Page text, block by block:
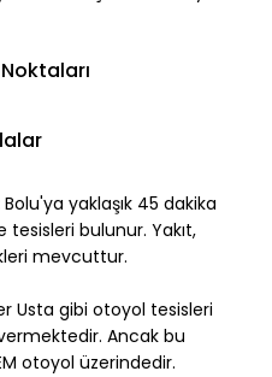
Bolu'ya yaklaşık 45 dakika
bulunur. Yakıt,
mevcuttur.
Usta gibi otoyol tesisleri
Ancak bu
otoyol üzerindedir.